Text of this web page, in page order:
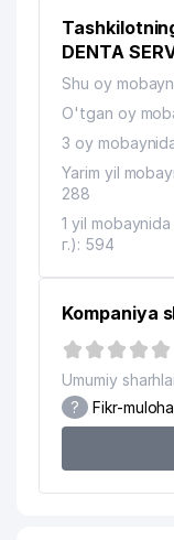
DENTA
Shu oy
O'tgan oy
3 oy
Yarim yil
288
1 yil
г.): 594
Kompaniya
Umumiy
? Fikr-